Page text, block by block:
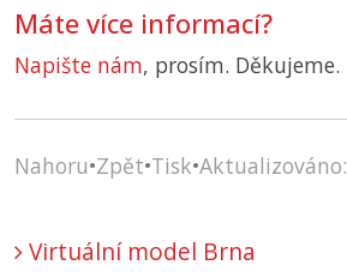
Máte více informací?
Napište nám, prosím. Děkujeme.
Nahoru•Zpět•Tisk•
Virtuální model Brna